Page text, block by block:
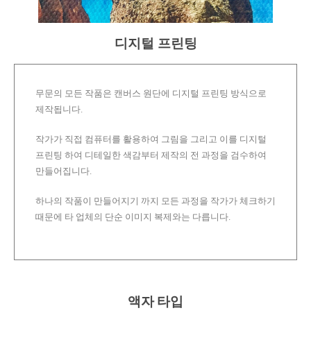
디지털 프린팅
무문의 모든 작품은 캔버스 원단에 디지털 프린팅 방식으로
제작됩니다.
작가가 직접 컴퓨터를 활용하여 그림을 그리고 이를 디지털
프린팅 하여 디테일한 색감부터 제작의 전 과정을 검수하여
만들어집니다.
하나의 작품이 만들어지기 까지 모든 과정을 작가가 체크하기
때문에 타 업체의 단순 이미지 복제와는 다릅니다.
액자 타입